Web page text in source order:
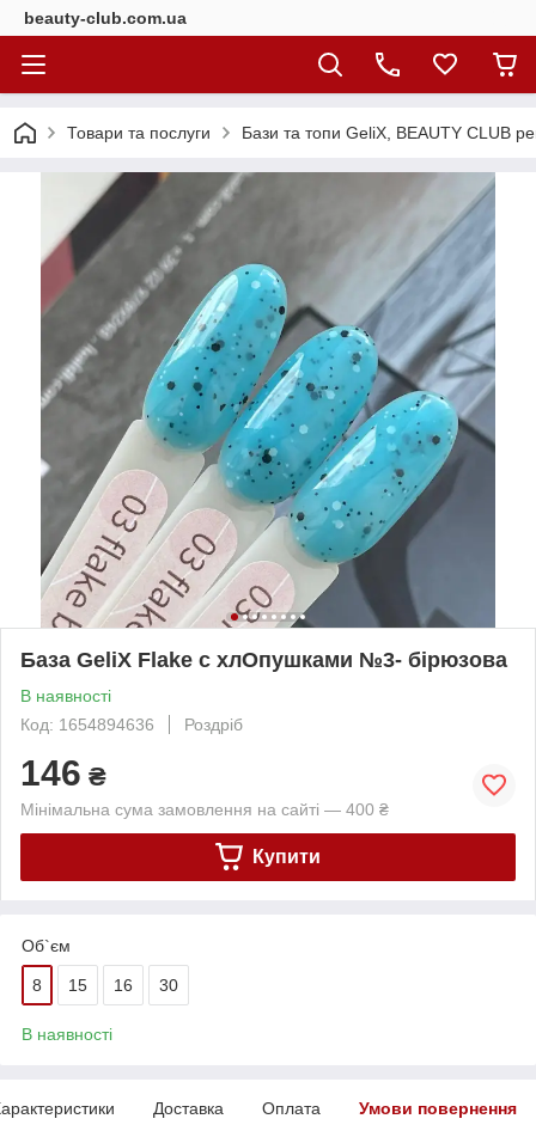
beauty-club.com.ua
Товари та послуги Бази та топи GeliX, BEAUTY CLUB
База GeliX Flake с хлОпушками №3- бірюзова
В наявності
Код: 1654894636
Роздріб
146 ₴
Мінімальна сума замовлення на сайті — 400 ₴
Купити
Об`єм
8 15 16 30
В наявності
Доставка Оплата Умови повернення